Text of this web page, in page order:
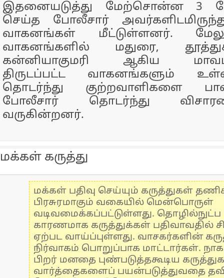
இதனையடுத்து மேற்சொன்ன 3
செய்த போலீசார்
வாகனங்கள் மீட்டுள்ளனர்.
வாகனங்களில் மதுரை,
கன்னியாகுமரி ஆகிய
திருடப்பட்ட வாகனங்களும்
தொடர்ந்து குற்றவாளிகளை
போலீசார் தொடர்ந்து
வருகின்றனர்.
மக்கள் கருத்து
மக்கள் பதிவு செய்யும் கருத்துகள்
பிரசுரமாகும் வகையில் மென்பொருள்
வடிவமைக்கப்பட்டுள்ளது.
காரணமாக கருத்துக்கள் பதிவாவதில்
ஏற்பட வாய்ப்புள்ளது. வாசகர்களின்
நிர்வாகம் பொறுப்பாக மாட்டார்கள்.
பிறர் மனதை புண்படுத்தகூடிய
வார்த்தைகளைப் பயன்படுத்துவதை